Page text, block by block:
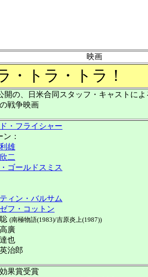
映画
・トラ・トラ！
開の、日米合同スタッフ・キャストに
戦争映画
・フライシャー
：
雄
二
ゴールドスミス
ィン・バルサム
フ・コットン
(南極物語(1983)/吉原炎上(1987))
廣
也
治郎
果賞受賞